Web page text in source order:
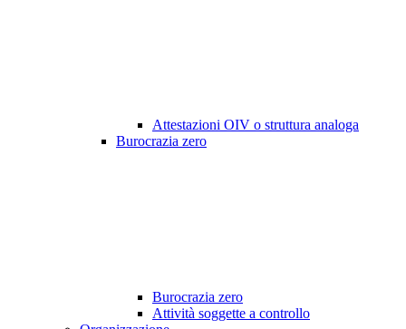
Attestazioni OIV o struttura analoga
Burocrazia zero
Burocrazia zero
Attività soggette a controllo